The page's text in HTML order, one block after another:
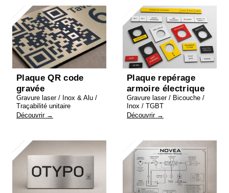
Plaque QR code
gravée
Gravure laser / Inox & Alu /
Traçabilité unitaire
Découvrir →
Plaque repérage
armoire électrique
Gravure laser / Bicouche /
Inox / TGBT
Découvrir →